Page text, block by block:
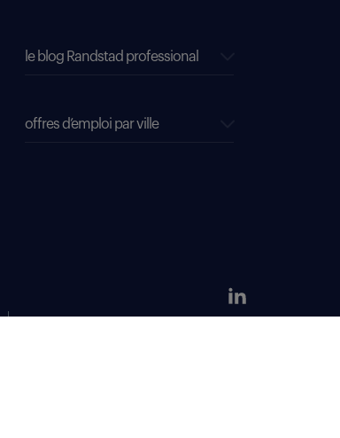
le blog Randstad professional
offres d’emploi par ville